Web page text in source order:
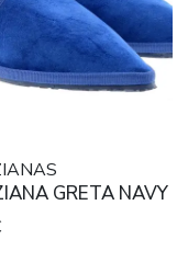
GRETA NAVY